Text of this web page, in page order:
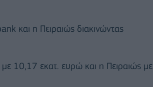
και η Πειραιώς διακινώντας
10,17 εκατ. ευρώ και η Πειραιώς με